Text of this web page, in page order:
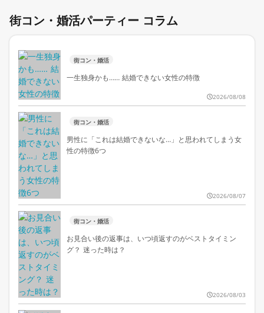
街コン・婚活パーティー コラム
街コン・婚活
一生独身かも…… 結婚できない女性の特徴
2026/08/08
街コン・婚活
男性に「これは結婚できないな…」と思われてしまう女
性の特徴6つ
2026/08/07
街コン・婚活
お見合い後の返事は、いつ頃返すのがベストタイミン
グ？ 迷った時は？
2026/08/03